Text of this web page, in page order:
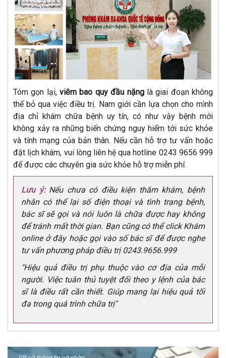
Tóm gọn lại,viêm bao quy đầu nặnglà giai đoạn không
thể bỏ qua việc điều trị. Nam giới cần lựa chọn cho mình
địa chỉ khám chữa bệnh uy tín, có như vậy bệnh mới
không xảy ra những biến chứng nguy hiểm tới sức khỏe
và tính mạng của bản thân. Nếu cần hỗ trợ tư vấn hoặc
đặt lịch khám, vui lòng liên hệ qua hotline 0243 9656 999
để được các chuyên gia sức khỏe hỗ trợ miễn phí.
Lưu ý:Nếu chưa có điều kiện thăm khám, bệnh
nhân có thể lại số điện thoại và tình trạng bệnh,
bác sĩ sẽ gọi và nói luôn là chữa được hay không
để tránh mất thời gian. Bạn cũng có thể click Khám
online ở đây hoặc gọi vào số bác sĩ để được nghe
tư vấn phương pháp điều trị 0243.9656.999
"Hiệu quả điều trị phụ thuộc vào cơ địa của mỗi
người. Việc tuân thủ tuyệt đối theo y lệnh của bác
sĩ là điều rất cần thiết. Giúp mang lại hiệu quả tối
đa trong quá trình chữa trị"